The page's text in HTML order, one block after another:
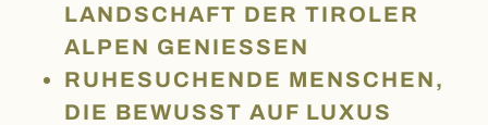
LANDSCHAFT DER TIROLER
ALPEN GENIESSEN
RUHESUCHENDE MENSCHEN,
DIE BEWUSST AUF LUXUS